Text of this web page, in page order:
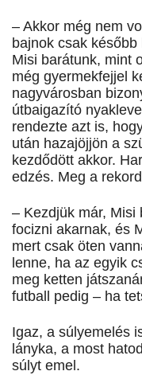
– Akkor még nem
bajnok csak
Misi barátunk, mint
még gyermekfejjel
nagyvárosban
útbaigazító
rendezte azt is,
után hazajöjjön a
kezdődött akkor.
edzés. Meg a
– Kezdjük már, Misi
focizni akarnak, és
mert csak öten
lenne, ha az egyik
meg ketten
futball pedig – ha
Igaz, a súlyemelés
lányka, a most
súlyt emel.